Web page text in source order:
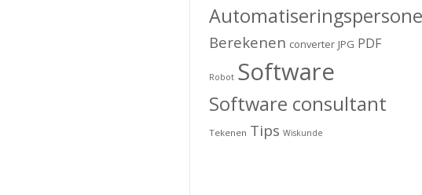
Berekenen converter JPG PDF
Robot Software
Software consultant
Tekenen Tips Wiskunde